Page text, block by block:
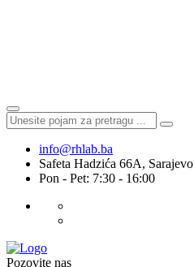
info@rhlab.ba
Safeta Hadzića 66A, Sarajevo
Pon - Pet: 7:30 - 16:00
Pozovite nas